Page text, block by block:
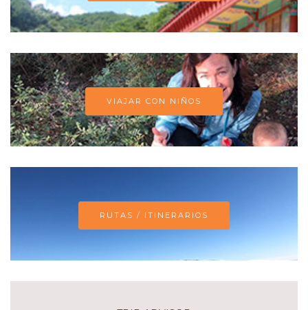
VIAJAR CON NIÑOS
RUTAS / ITINERARIOS